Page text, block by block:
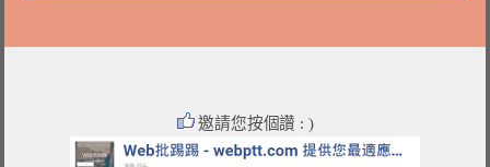
邀請您按個讚 : )